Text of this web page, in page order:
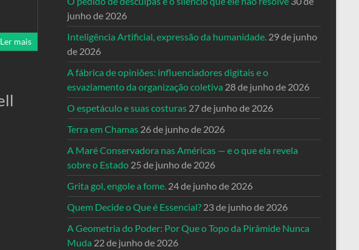
Ler mais
junho de 2026
Inteligência Artificial, expressão da humanidade. 29 de junho
de 2026
A fábrica de opiniões: influenciadores digitais e o
esvaziamento da organização coletiva 28 de junho de 2026
O espetáculo e suas costuras 27 de junho de 2026
Terra em Chamas 26 de junho de 2026
A Maré Conservadora nas Américas — e o que ela revela
sobre o Estado 25 de junho de 2026
Grita gol, engole a fome. 24 de junho de 2026
Quem Decide o Que é Essencial? 23 de junho de 2026
A Geometria do Poder: Por Que o Topo da Pirâmide Nunca
Muda 22 de junho de 2026